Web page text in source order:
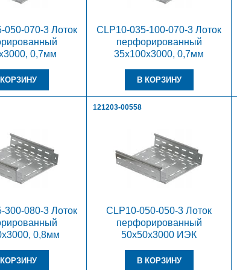
050-070-3 Лоток
0,7мм
CLP10-035-100-070-3 Лоток
перфорированный
35х100х3000, 0,7мм
300-080-3 Лоток
0,8мм
121203-00558
CLP10-050-050-3 Лоток
перфорированный
50х50х3000 ИЭК